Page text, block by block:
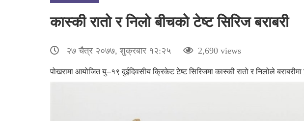
कास्की रातो र निलो बीचको टेष्ट सिरिज बराबरी
२७ चैत्र २०७७, शुक्रबार १२:२५ 2,690 views
पोखरामा आयोजित यु–१९ दुईदिवसीय क्रिकेट टेष्ट सिरिजमा कास्की रातो र निलोले